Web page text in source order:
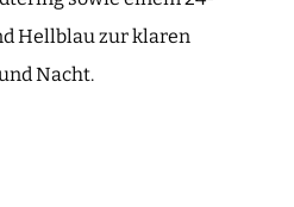
Hellblau zur klaren
Nacht.